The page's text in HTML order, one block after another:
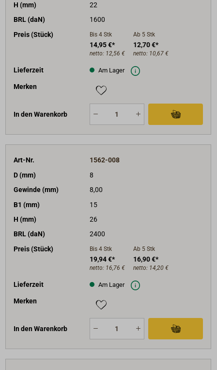
H (mm)
22
BRL (daN)
1600
Preis (Stück)
Bis 4 Stk
14,95 €*
netto: 12,56 €
Ab 5 Stk
12,70 €*
netto: 10,67 €
Lieferzeit Am Lager
Merken
In den Warenkorb
Art-Nr.
1562-008
D (mm)
8
Gewinde (mm)
8,00
B1 (mm)
15
H (mm)
26
BRL (daN)
2400
Preis (Stück)
Bis 4 Stk
19,94 €*
netto: 16,76 €
Ab 5 Stk
16,90 €*
netto: 14,20 €
Lieferzeit Am Lager
Merken
In den Warenkorb